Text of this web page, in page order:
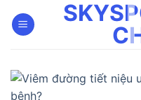
qua